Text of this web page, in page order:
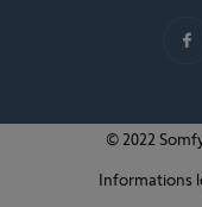
© 2022
Informations